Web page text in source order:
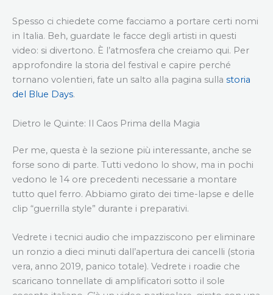
Spesso ci chiedete come facciamo a portare certi nomi
in Italia. Beh, guardate le facce degli artisti in questi
video: si divertono. È l’atmosfera che creiamo qui. Per
approfondire la storia del festival e capire perché
tornano volentieri, fate un salto alla pagina sulla storia
del Blue Days.
Dietro le Quinte: Il Caos Prima della Magia
Per me, questa è la sezione più interessante, anche se
forse sono di parte. Tutti vedono lo show, ma in pochi
vedono le 14 ore precedenti necessarie a montare
tutto quel ferro. Abbiamo girato dei time-lapse e delle
clip “guerrilla style” durante i preparativi.
Vedrete i tecnici audio che impazziscono per eliminare
un ronzio a dieci minuti dall’apertura dei cancelli (storia
vera, anno 2019, panico totale). Vedrete i roadie che
scaricano tonnellate di amplificatori sotto il sole